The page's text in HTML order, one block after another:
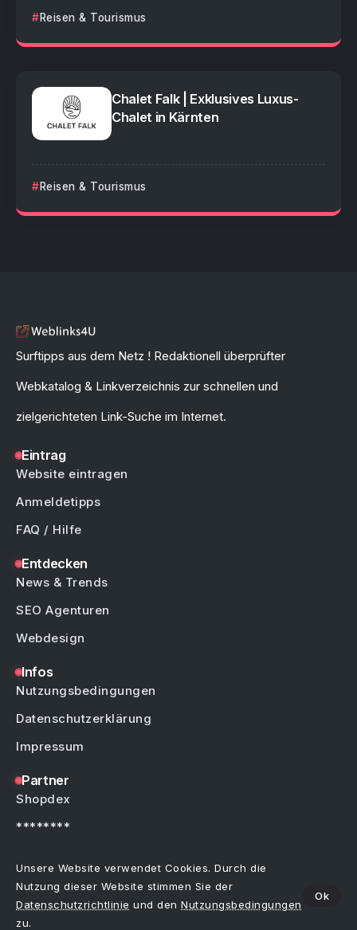
Reisen & Tourismus
Chalet Falk | Exklusives Luxus-
Chalet in Kärnten
Reisen & Tourismus
Surftipps aus dem Netz ! Redaktionell überprüfter
Webkatalog & Linkverzeichnis zur schnellen und
zielgerichteten Link-Suche im Internet.
Eintrag
Website eintragen
Anmeldetipps
FAQ / Hilfe
Entdecken
News & Trends
SEO Agenturen
Webdesign
Infos
Nutzungsbedingungen
Datenschutzerklärung
Impressum
Partner
Shopdex
********
Copyright © by Weblinks4U.de – Alle Rechte vorbehalten.
Unsere Website verwendet Cookies. Durch die
Nutzung dieser Website stimmen Sie der
Datenschutzrichtlinie und den Nutzungsbedingungen
zu.
Ok